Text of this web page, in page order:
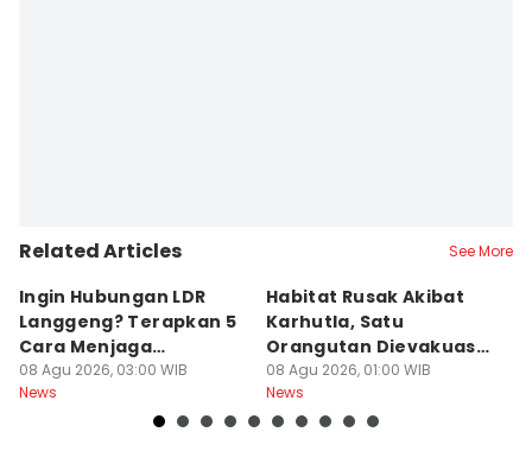
Related Articles See More
Ingin Hubungan LDR
Langgeng? Terapkan 5
Cara Menjaga
Kesetiaan Ini
08 Agu 2026, 03:00 WIB
News
Habitat Rusak Akibat
Karhutla, Satu
Orangutan Dievakuasi
di Ketapang
08 Agu 2026, 01:00 WIB
News